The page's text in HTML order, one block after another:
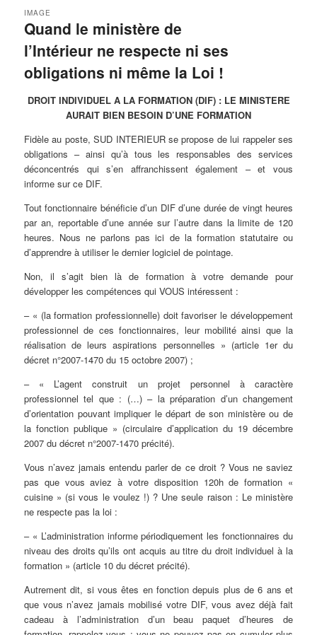
Quand le ministère de
l’Intérieur ne respecte ni ses
obligations ni même la Loi !
IMAGE
DROIT INDIVIDUEL A LA FORMATION (DIF) : LE MINISTERE
AURAIT BIEN BESOIN D’UNE FORMATION
Fidèle au poste, SUD INTERIEUR se propose de lui rappeler ses
obligations – ainsi qu’à tous les responsables des services
déconcentrés qui s’en affranchissent également – et vous
informe sur ce DIF.
Tout fonctionnaire bénéficie d’un DIF d’une durée de vingt heures
par an, reportable d’une année sur l’autre dans la limite de 120
heures. Nous ne parlons pas ici de la formation statutaire ou
d’apprendre à utiliser le dernier logiciel de pointage.
Non, il s’agit bien là de formation à votre demande pour
développer les compétences qui VOUS intéressent :
– « (la formation professionnelle) doit favoriser le développement
professionnel de ces fonctionnaires, leur mobilité ainsi que la
réalisation de leurs aspirations personnelles » (article 1er du
décret n°2007-1470 du 15 octobre 2007) ;
– « L’agent construit un projet personnel à caractère
professionnel tel que : (…) – la préparation d’un changement
d’orientation pouvant impliquer le départ de son ministère ou de
la fonction publique » (circulaire d’application du 19 décembre
2007 du décret n°2007-1470 précité).
Vous n’avez jamais entendu parler de ce droit ? Vous ne saviez
pas que vous aviez à votre disposition 120h de formation «
cuisine » (si vous le voulez !) ? Une seule raison : Le ministère
ne respecte pas la loi :
– « L’administration informe périodiquement les fonctionnaires du
niveau des droits qu’ils ont acquis au titre du droit individuel à la
formation » (article 10 du décret précité).
Autrement dit, si vous êtes en fonction depuis plus de 6 ans et
que vous n’avez jamais mobilisé votre DIF, vous avez déjà fait
cadeau à l’administration d’un beau paquet d’heures de